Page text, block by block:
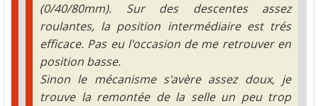
(0/40/80mm). Sur des descentes assez
roulantes, la position intermédiaire est trés
efficace. Pas eu l'occasion de me retrouver en
position basse.
Sinon le mécanisme s'avère assez doux, je
trouve la remontée de la selle un peu trop